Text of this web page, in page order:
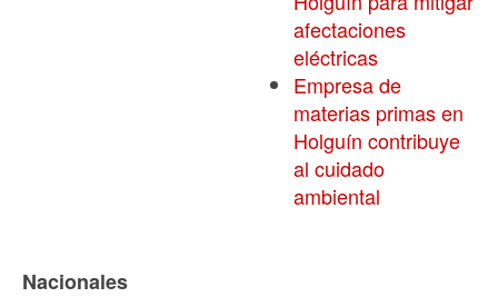
afectaciones
eléctricas
Empresa de
materias primas en
Holguín contribuye
al cuidado
ambiental
Nacionales